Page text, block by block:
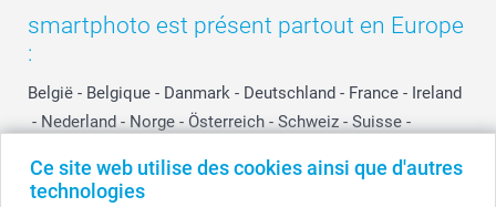
Ce site web utilise des cookies ainsi que d'autres
technologies
smartphoto est présent partout en Europe
:
België - Belgique - Danmark - Deutschland - France - Ireland
- Nederland - Norge - Österreich - Schweiz - Suisse -
Other Countries